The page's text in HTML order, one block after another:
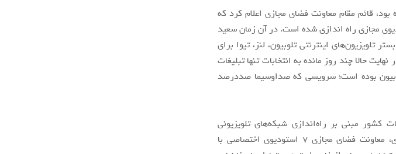
بود، قائم مقام معاونت فضای مجازی اعلام کرد که
مجازی راه اندازی شده است. در آن زمان سعید
بود که به صورت ۲۴ساعته بر بستر تلویزیون‌های اینترنتی تلوبیون، لنز، تیوا برای
حالا چند روز مانده به انتخابات تنها تبلیغات
بوده است؛ سرویسی که صداوسیما صددرصد
کشور مبنی بر راه‌اندازی شبکه‌های تلویزیونی
اینترنتی برای هریک از نامزدهای ریاست جمهوری، معاونت فضای مجازی ۷ استودیوی اختصاصی با